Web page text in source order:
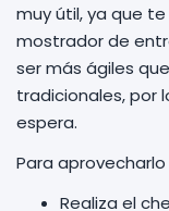
muy útil, ya que
mostrador de
ser más ágiles
tradicionales, por
espera.
Para
Realiza el